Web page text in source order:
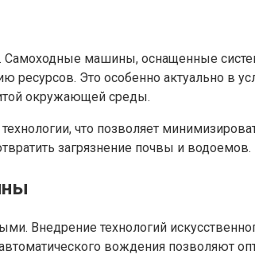
машины, оснащенные
Это особенно актуально в
окружающей среды.
что позволяет
загрязнение почвы и водоемов.
Внедрение технологий
вождения позволяют